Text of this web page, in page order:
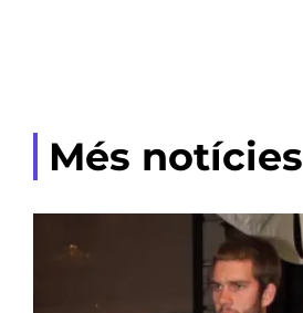
Més notícies